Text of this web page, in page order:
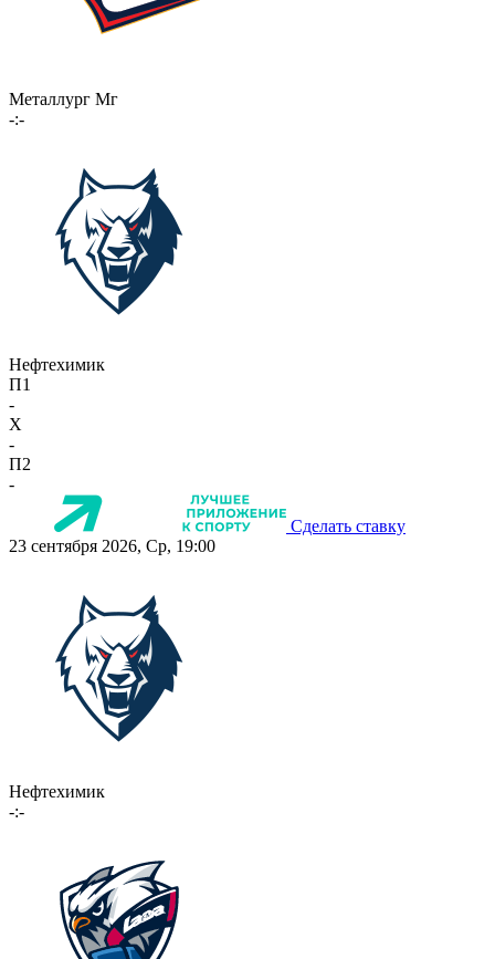
Металлург Мг
-:-
Нефтехимик
П1
-
X
-
П2
-
Сделать ставку
23 сентября 2026, Ср, 19:00
Нефтехимик
-:-